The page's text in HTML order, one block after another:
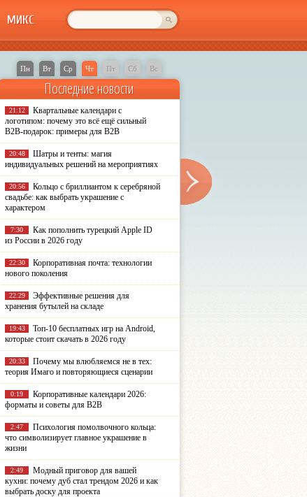
МИКС
Пн Вт Ср Чт Пт Сб Вс
Последние новости
21:12
Квартальные календари с
логотипом: почему это всё ещё сильный
B2B-подарок: примеры для B2B
20:48
Шатры и тенты: магия
индивидуальных решений на мероприятиях
20:56
Кольцо с бриллиантом к серебряной
свадьбе: как выбрать украшение с
характером
7:30
Как пополнить турецкий Apple ID
из России в 2026 году
22:30
Корпоративная почта: технологии
нового поколения
22:29
Эффективные решения для
хранения бутылей на складе
19:43
Топ-10 бесплатных игр на Android,
которые стоит скачать в 2026 году
20:33
Почему мы влюбляемся не в тех:
теория Имаго и повторяющиеся сценарии
0:19
Корпоративные календари 2026:
форматы и советы для B2B
2:47
Психология помолвочного кольца:
что символизирует главное украшение в
жизни
2:49
Модный приговор для вашей
кухни: почему дуб стал трендом 2026 и как
выбрать доску для проекта